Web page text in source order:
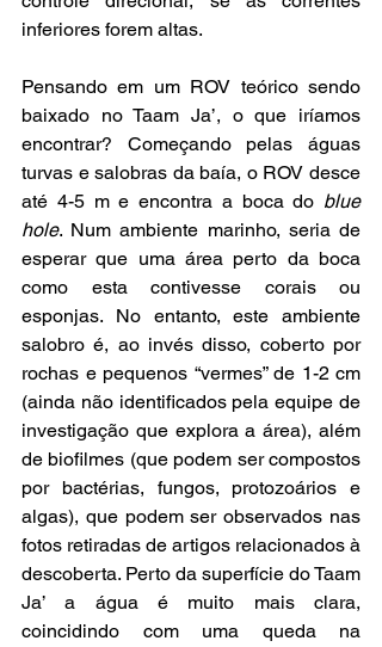
inferiores forem altas.
Pensando em um ROV teórico sendo
baixado no Taam Ja’, o que iríamos
encontrar? Começando pelas águas
turvas e salobras da baía, o ROV desce
até 4-5 m e encontra a boca do blue
hole. Num ambiente marinho, seria de
esperar que uma área perto da boca
como esta contivesse corais ou
esponjas. No entanto, este ambiente
salobro é, ao invés disso, coberto por
rochas e pequenos “vermes” de 1-2 cm
(ainda não identificados pela equipe de
investigação que explora a área), além
de biofilmes (que podem ser compostos
por bactérias, fungos, protozoários e
algas), que podem ser observados nas
fotos retiradas de artigos relacionados à
descoberta. Perto da superfície do Taam
Ja’ a água é muito mais clara,
coincidindo com uma queda na